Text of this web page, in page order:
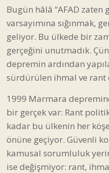
Bugün hâlâ “AFAD zaten
varsayımına sığınmak,
geliyor. Bu ülkede bir
gerçeğini unutmadık.
depremin ardından
sürdürülen ihmal ve rant
1999 Marmara
bir gerçek var: Rant
kadar bu ülkenin her
önüne geçiyor. Güvenli
kamusal sorumluluk
ise değişmiyor: rant,